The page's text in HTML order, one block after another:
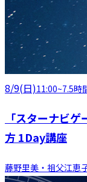
8/9(日)11:00~7.5時
「スターナビ
方 1Day講座
藤野里美・祖父江恵